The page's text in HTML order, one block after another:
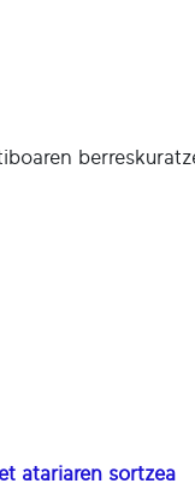
atariaren sortzea